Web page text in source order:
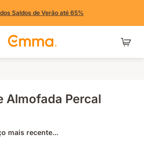
Saldos de Verão até 65%
Almofada Percal
mais recente...